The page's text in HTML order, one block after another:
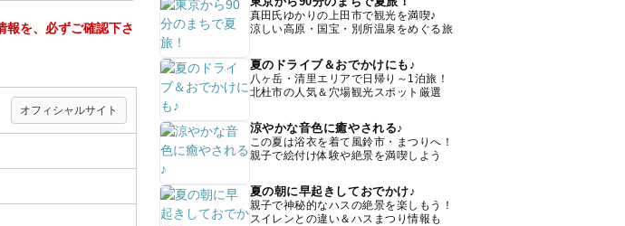
を、必ずご確認下さ
オフィシャルサイト
真田氏ゆかりの上田市で観光を満喫♪
涼しい高原・国宝・別所温泉をめぐる旅
夏のドライブ＆おでかけにも♪
八ヶ岳・清里エリアで日帰り～1泊旅！
北杜市の人気＆穴場観光スポット厳選
涼やかな音色に癒やされる♪
この夏は浴衣を着て風鈴市・まつりへ！
親子で絵付け体験や絶景を満喫しよう
夏の朝に早起きしておでかけ♪
親子で神秘的なハスの絶景を楽しもう！
スイレンとの違い＆ハスまつり情報も